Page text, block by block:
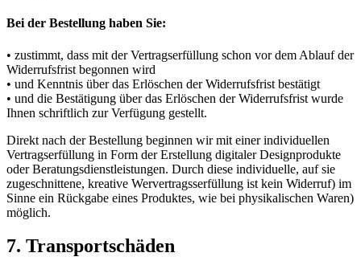
Bei der Bestellung haben Sie:
• zustimmt, dass mit der Vertragserfüllung schon vor dem Ablauf der
Widerrufsfrist begonnen wird
• und Kenntnis über das Erlöschen der Widerrufsfrist bestätigt
• und die Bestätigung über das Erlöschen der Widerrufsfrist wurde
Ihnen schriftlich zur Verfügung gestellt.
Direkt nach der Bestellung beginnen wir mit einer individuellen
Vertragserfüllung in Form der Erstellung digitaler Designprodukte
oder Beratungsdienstleistungen. Durch diese individuelle, auf sie
zugeschnittene, kreative Wervertragsserfüllung ist kein Widerruf) im
Sinne ein Rückgabe eines Produktes, wie bei physikalischen Waren)
möglich.
7. Transportschäden